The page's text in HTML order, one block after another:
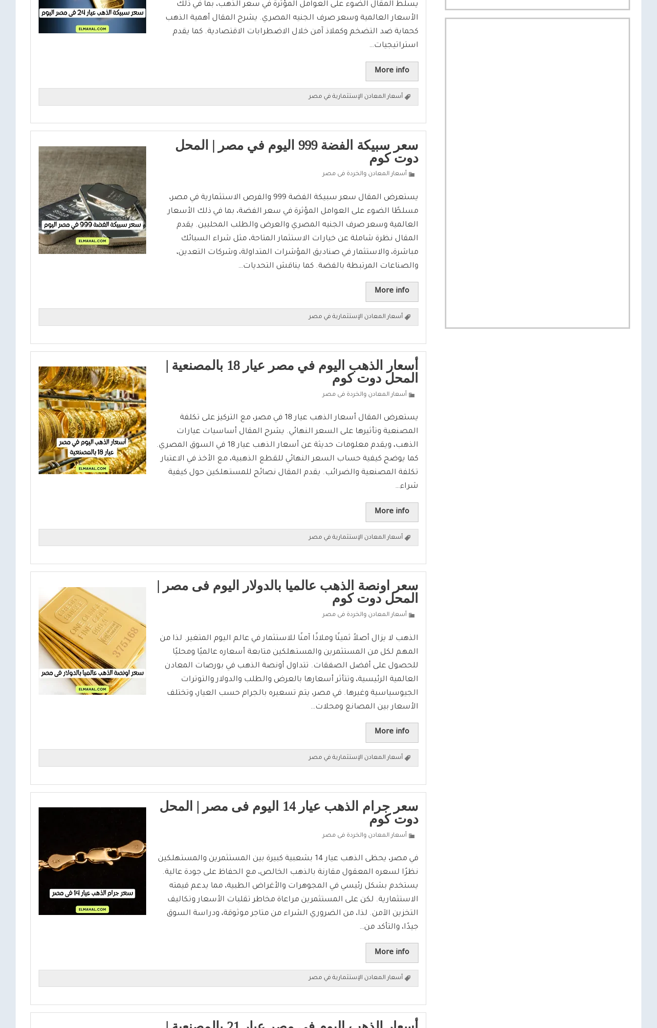
يسلط المقال الضوء على العوامل المؤثرة في سعر الذهب، بما في ذلك
الأسعار العالمية وسعر صرف الجنيه المصري. يشرح المقال أهمية الذهب
كحماية ضد التضخم وكملاذ آمن خلال الاضطرابات الاقتصادية. كما يقدم
استراتيجيات…
More info
أسعار المعادن الإستثمارية في مصر
سعر سبيكة الفضة 999 اليوم في مصر | المحل
دوت كوم
أسعار المعادن والخردة فى مصر
يستعرض المقال سعر سبيكة الفضة 999 والفرص الاستثمارية في مصر،
مسلطًا الضوء على العوامل المؤثرة في سعر الفضة، بما في ذلك الأسعار
العالمية وسعر صرف الجنيه المصري والعرض والطلب المحليين. يقدم
المقال نظرة شاملة عن خيارات الاستثمار المتاحة، مثل شراء السبائك
مباشرة، والاستثمار في صناديق المؤشرات المتداولة، وشركات التعدين،
والصناعات المرتبطة بالفضة. كما يناقش التحديات…
More info
أسعار المعادن الإستثمارية في مصر
أسعار الذهب اليوم في مصر عيار 18 بالمصنعية |
المحل دوت كوم
أسعار المعادن والخردة فى مصر
يستعرض المقال أسعار الذهب عيار 18 في مصر، مع التركيز على تكلفة
المصنعية وتأثيرها على السعر النهائي. يشرح المقال أساسيات عيارات
الذهب، ويقدم معلومات حديثة عن أسعار الذهب عيار 18 في السوق المصري.
كما يوضح كيفية حساب السعر النهائي للقطع الذهبية، مع الأخذ في الاعتبار
تكلفة المصنعية والضرائب. يقدم المقال نصائح للمستهلكين حول كيفية
شراء…
More info
أسعار المعادن الإستثمارية في مصر
سعر اونصة الذهب عالميا بالدولار اليوم فى مصر |
المحل دوت كوم
أسعار المعادن والخردة فى مصر
الذهب لا يزال أصلاً ثمينًا وملاذًا آمنًا للاستثمار في عالم اليوم المتغير. لذا من
المهم لكل من المستثمرين والمستهلكين متابعة أسعاره عالميًا ومحليًا
للحصول على أفضل الصفقات. تتداول أونصة الذهب في بورصات المعادن
العالمية الرئيسية، وتتأثر أسعارها بالعرض والطلب والدولار والتوترات
الجيوسياسية وغيرها. في مصر، يتم تسعيره بالجرام حسب العيار، وتختلف
الأسعار بين المصانع ومحلات…
More info
أسعار المعادن الإستثمارية في مصر
سعر جرام الذهب عيار 14 اليوم فى مصر | المحل
دوت كوم
أسعار المعادن والخردة فى مصر
في مصر، يحظى الذهب عيار 14 بشعبية كبيرة بين المستثمرين والمستهلكين
نظرًا لسعره المعقول مقارنة بالذهب الخالص، مع الحفاظ على جودة عالية.
يستخدم بشكل رئيسي في المجوهرات والأغراض الطبية، مما يدعم قيمته
الاستثمارية. لكن على المستثمرين مراعاة مخاطر تقلبات الأسعار وتكاليف
التخزين الآمن. لذا، من الضروري الشراء من متاجر موثوقة، ودراسة السوق
جيدًا، والتأكد من…
More info
أسعار المعادن الإستثمارية في مصر